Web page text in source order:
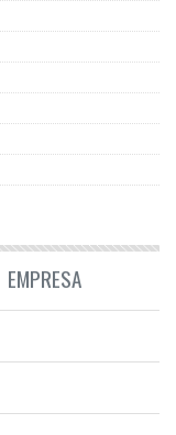
EMPRESA